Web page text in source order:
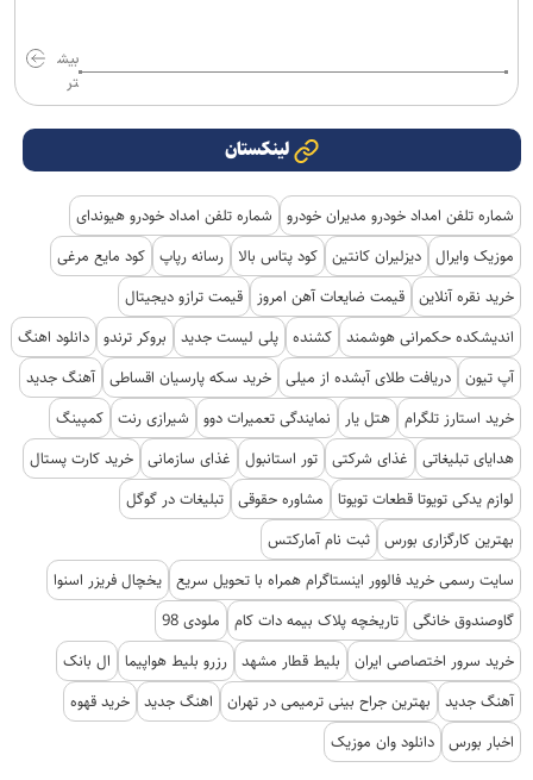
بیش
تر
لینکستان
شماره تلفن امداد خودرو مدیران خودرو
شماره تلفن امداد خودرو هیوندای
موزیک وایرال دیزلیران کانتین کود پتاس بالا رسانه رپاپ کود مایع مرغی
خرید نقره آنلاین قیمت ضایعات آهن امروز
قیمت ترازو دیجیتال
اندیشکده حکمرانی هوشمند کشنده پلی لیست جدید بروکر ترندو دانلود اهنگ
آپ تیون دریافت طلای آبشده از میلی خرید سکه پارسیان اقساطی آهنگ جدید
خرید استارز تلگرام هتل یار نمایندگی تعمیرات دوو شیرازی رنت کمپینگ
هدایای تبلیغاتی
غذای شرکتی تور استانبول غذای سازمانی خرید کارت پستال
لوازم یدکی تویوتا قطعات تویوتا
مشاوره حقوقی تبلیغات در گوگل
بهترین کارگزاری بورس ثبت نام آمارکتس
سایت رسمی خرید فالوور اینستاگرام همراه با تحویل سریع یخچال فریزر اسنوا
گاوصندوق خانگی تاریخچه پلاک بیمه دات کام
ملودی 98
خرید سرور اختصاصی ایران
بلیط قطار مشهد رزرو بلیط هواپیما
ال بانک
آهنگ جدید
بهترین جراح بینی ترمیمی در تهران اهنگ جدید خرید قهوه
اخبار بورس دانلود وان موزیک